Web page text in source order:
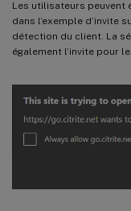
Les utilisateurs peuvent
dans l’exemple d’invite
détection du client. La
également l’invite pour